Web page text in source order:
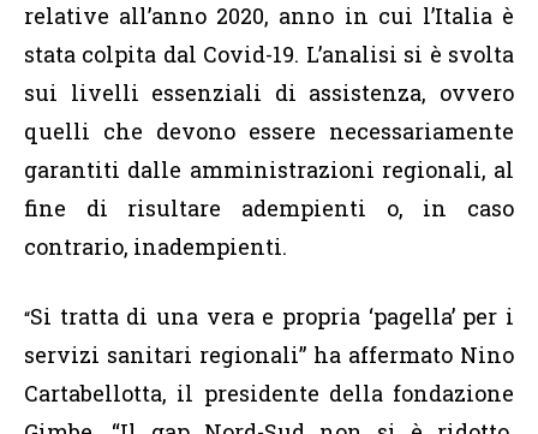
relative all’anno 2020, anno in cui l’Italia è
stata colpita dal Covid-19. L’analisi si è svolta
sui livelli essenziali di assistenza, ovvero
quelli che devono essere necessariamente
garantiti dalle amministrazioni regionali, al
fine di risultare adempienti o, in caso
contrario, inadempienti.
“Si tratta di una vera e propria ‘pagella’ per i
servizi sanitari regionali” ha affermato Nino
Cartabellotta, il presidente della fondazione